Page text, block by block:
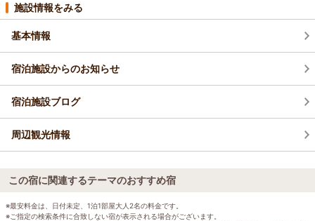
施設情報をみる
基本情報
宿泊施設からのお知らせ
宿泊施設ブログ
周辺観光情報
この宿に関連するテーマのおすすめ宿
※最安料金は、日付未定、1泊1部屋大人2名の料金です。
※ご指定の検索条件に合致しない宿が表示される場合がございます。